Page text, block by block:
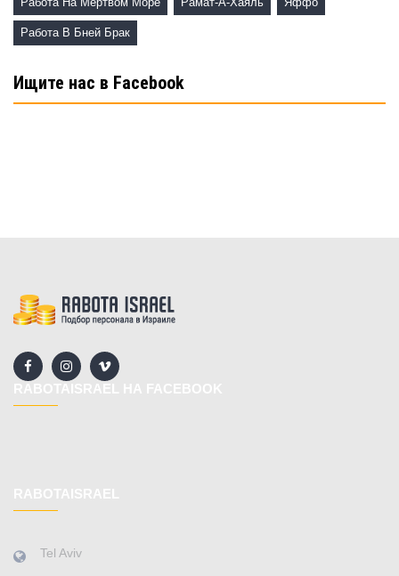
Работа В Бней Брак
Ищите нас в Facebook
Tel Aviv